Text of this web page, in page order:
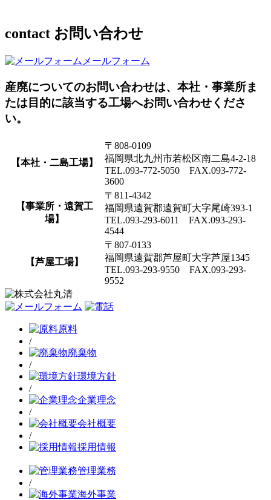
contact お問い合わせ
メールフォーム
産廃についてのお問い合わせは、本社・事業所ま
たは目的に該当する工場へお問い合わせくださ
い。
【本社・二島工場】
〒808-0109
福岡県北九州市若松区南二島4-2-18
TEL.093-772-5050 FAX.093-772-
3600
【事業所・遠賀工
場】
〒811-4342
福岡県遠賀郡遠賀町大字尾崎393-1
TEL.093-293-6011 FAX.093-293-
4544
【芦屋工場】
〒807-0133
福岡県遠賀郡芦屋町大字芦屋1345
TEL.093-293-9550 FAX.093-293-
9552
原料
/
廃棄物
/
環境方針
/
企業理念
/
会社概要
/
採用情報
管理業務
/
海外事業